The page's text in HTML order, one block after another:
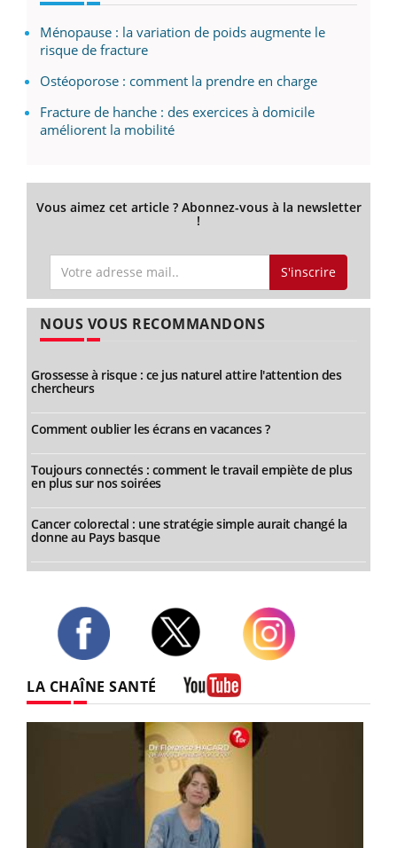
Ménopause : la variation de poids augmente le
risque de fracture
Ostéoporose : comment la prendre en charge
Fracture de hanche : des exercices à domicile
améliorent la mobilité
Vous aimez cet article ? Abonnez-vous à la newsletter
!
S'inscrire
NOUS VOUS RECOMMANDONS
Grossesse à risque : ce jus naturel attire l'attention des
chercheurs
Comment oublier les écrans en vacances ?
Toujours connectés : comment le travail empiète de plus
en plus sur nos soirées
Cancer colorectal : une stratégie simple aurait changé la
donne au Pays basque
LA CHAÎNE SANTÉ